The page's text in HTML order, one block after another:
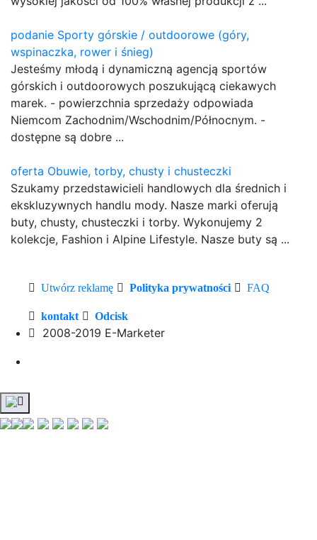
podanie Sporty górskie / outdoorowe (góry,
wspinaczka, rower i śnieg)
Jesteśmy młodą i dynamiczną agencją sportów
górskich i outdoorowych poszukującą ciekawych
marek. - powierzchnia sprzedaży odpowiada
Niemcom Zachodnim/Wschodnim/Północnym. -
dostępne są dobre ...
oferta Obuwie, torby, chusty i chusteczki
Szukamy przedstawicieli handlowych dla średnich i
ekskluzywnych handlu mody. Nasze marki oferują
buty, chusty, chusteczki i torby. Wykonujemy 2
kolekcje, Fashion i Alpine Lifestyle. Nasze buty są ...
Utwórz reklamę Polityka prywatności FAQ
kontakt Odcisk
2008-2019 E-Marketer